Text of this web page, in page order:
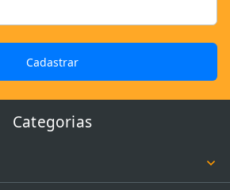
Cadastrar
Categorias